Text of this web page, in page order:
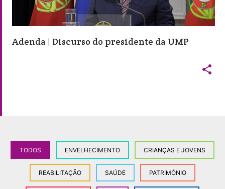
Adenda | Discurso do presidente da UMP

TODOS ENVELHECIMENTO CRIANÇAS E JOVENS
REABILITAÇÃO SAÚDE PATRIMÓNIO